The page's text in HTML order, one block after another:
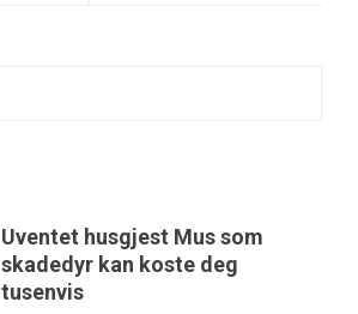
Uventet husgjest Mus som
skadedyr kan koste deg
tusenvis